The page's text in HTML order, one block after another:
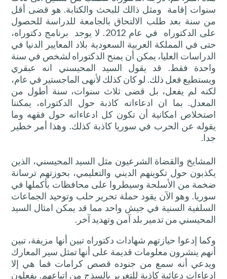
سنوات إقامة ومثل ذالك للبحث والكتابة. هو قضى أقل
من سنة بعد طلب الالتحاق بالجامعة للدراسة للحصول
على الدكتوراه في عام 2012. لا يوجد برنامج دكتوراه،
حتى في المملكة العربية السعودية بلاد المعايير الدنيا في
الدراسات العليا، يمكن أن يمنح الدكتوراه لشخص في سنة
واحدة فقط. قد يقول السيد المحيسني انه عبقري
ويستطيع فعل ذلك. لو كان كذلك لأنهى الماجستير في عام،
لكنه لم يفعل، بل قضى ثلاث سنوات، سنة أطول من
المعدل. بما ان ادعاءاته كاذبة حول الدكتوراه، يمكننا
اصتخلاص امكانية أن تكون كل ادعاءاته حول فقهه وما
يقوله عن الحرب في سوريا كاذبة كذلك. وهذا أمر خطير
جدا.
المشايخ والقضاة الشرعيون مثل السيد المحيسني، الذين
يكذبون حول تكوينهم الديني والتعليمي، بحوزتهم ترسانة
ضخمة من الأسلحة وسيطروا على محافظات بأكملها في
سوريا. وهو الآن يقود حملة تحرير حلب وتوحيد الجماعات
السلفية السنية في جيش واحد مما قد يمكن امثال السيد
المحيسني من تدمير بلد آمن وتهديد آخر .
وكما إدعوا حيازتهم شهادات دكتوراه تبين أنها مزيفة، تبين
أنهم ينشرون معلومات قديمة على أنها تمثل سير المعارك
ويدعي أنه سمع من جنوده قصص كرامات فما هي إلا
ادعاءات دعائية كاذبة للتغرير بالسذج من اتباعهم. يفعلون